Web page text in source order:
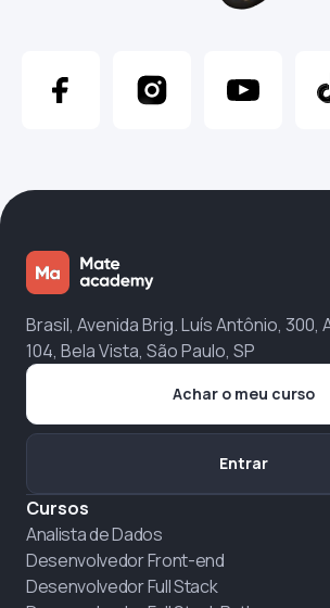
Brasil, Avenida Brig. Luís Antônio, 300,
104, Bela Vista, São Paulo, SP
Cursos
Analista de Dados
Desenvolvedor Front-end
Desenvolvedor Full Stack
Achar o meu curso
Entrar